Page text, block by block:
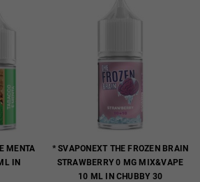
MENTA
IN
* SVAPONEXT THE FROZEN BRAIN
STRAWBERRY 0 MG MIX&VAPE
10 ML IN CHUBBY 30